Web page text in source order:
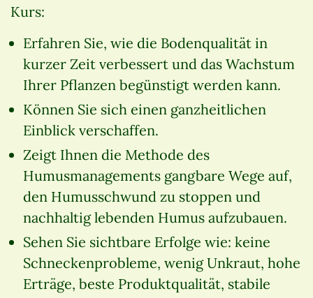
Kurs:
Erfahren Sie, wie die Bodenqualität in
kurzer Zeit verbessert und das Wachstum
Ihrer Pflanzen begünstigt werden kann.
Können Sie sich einen ganzheitlichen
Einblick verschaffen.
Zeigt Ihnen die Methode des
Humusmanagements gangbare Wege auf,
den Humusschwund zu stoppen und
nachhaltig lebenden Humus aufzubauen.
Sehen Sie sichtbare Erfolge wie: keine
Schneckenprobleme, wenig Unkraut, hohe
Erträge, beste Produktqualität, stabile